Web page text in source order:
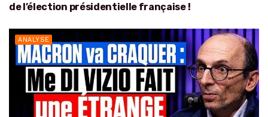
de l’élection présidentielle française !
ANALYSE